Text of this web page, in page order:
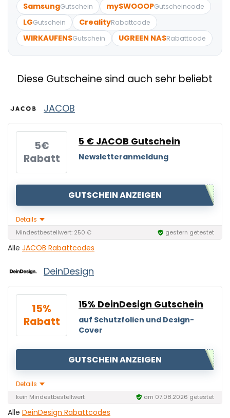
SamsungGutschein mySWOOOPGutscheincode
LGGutschein CrealityRabattcode
WIRKAUFENSGutschein UGREEN NASRabattcode
Diese Gutscheine sind auch sehr beliebt
JACOB
5€
Rabatt
5 € JACOB Gutschein
Newsletteranmeldung
GUTSCHEIN ANZEIGEN
Details
Mindestbestellwert: 250 € gestern getestet
Alle JACOB Rabattcodes
DeinDesign
15%
Rabatt
15% DeinDesign Gutschein
auf Schutzfolien und Design-
Cover
GUTSCHEIN ANZEIGEN
Details
kein Mindestbestellwert am 07.08.2026 getestet
Alle DeinDesign Rabattcodes